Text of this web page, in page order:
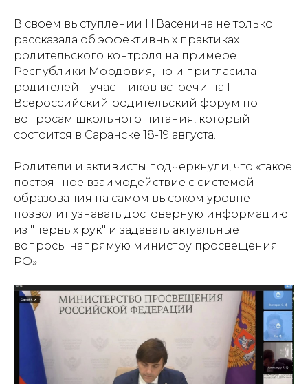
В своем выступлении Н.Васенина не только
рассказала об эффективных практиках
родительского контроля на примере
Республики Мордовия, но и пригласила
родителей – участников встречи на II
Всероссийский родительский форум по
вопросам школьного питания, который
состоится в Саранске 18-19 августа.
Родители и активисты подчеркнули, что «такое
постоянное взаимодействие с системой
образования на самом высоком уровне
позволит узнавать достоверную информацию
из "первых рук" и задавать актуальные
вопросы напрямую министру просвещения
РФ».